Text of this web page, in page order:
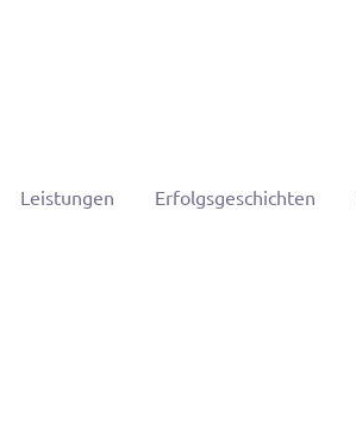
Leistungen Erfolgsgeschichten